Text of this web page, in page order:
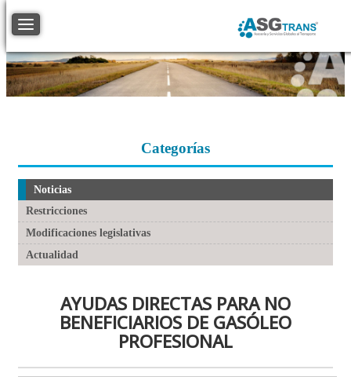
Toggle navigation
Categorías
Noticias
Restricciones
Modificaciones legislativas
Actualidad
AYUDAS DIRECTAS PARA NO
BENEFICIARIOS DE GASÓLEO
PROFESIONAL